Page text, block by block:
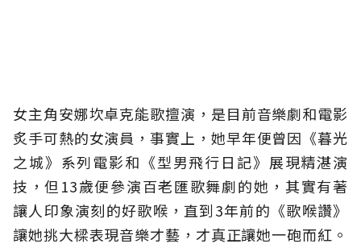
女主角安娜坎卓克能歌擅演，是目前音樂劇和電影
炙手可熱的女演員，事實上，她早年便曾因《暮光
之城》系列電影和《型男飛行日記》展現精湛演
技，但13歲便參演百老匯歌舞劇的她，其實有著
讓人印象演刻的好歌喉，直到3年前的《歌喉讚》
讓她挑大樑表現音樂才藝，才真正讓她一砲而紅。